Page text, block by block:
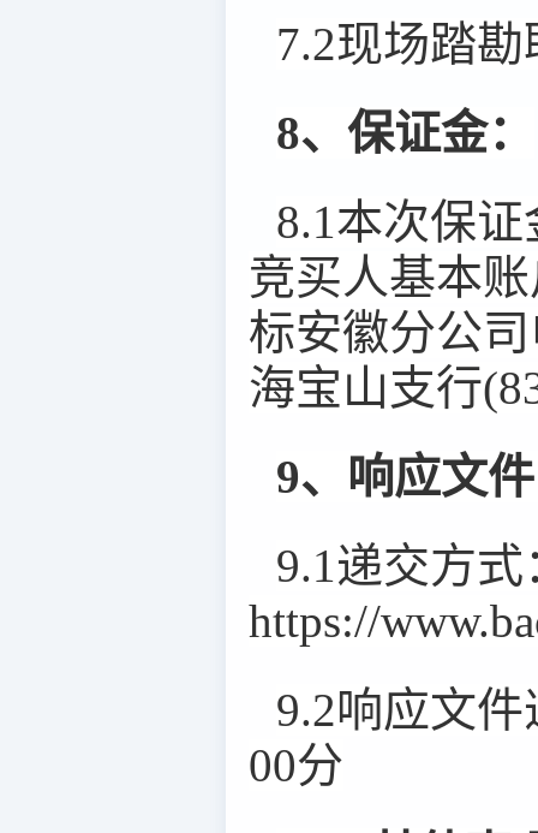
7.2现场踏
8、保证金：
8.1本次保证
竞买人基本
标安徽分公
海宝山支行
9、响应文
9.1递交方式
https://
9.2响应文
00分